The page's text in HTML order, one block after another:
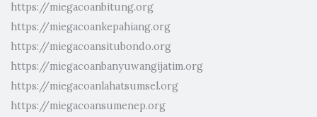
https://miegacoanbitung.org
https://miegacoankepahiang.org
https://miegacoansitubondo.org
https://miegacoanbanyuwangijatim.org
https://miegacoanlahatsumsel.org
https://miegacoansumenep.org